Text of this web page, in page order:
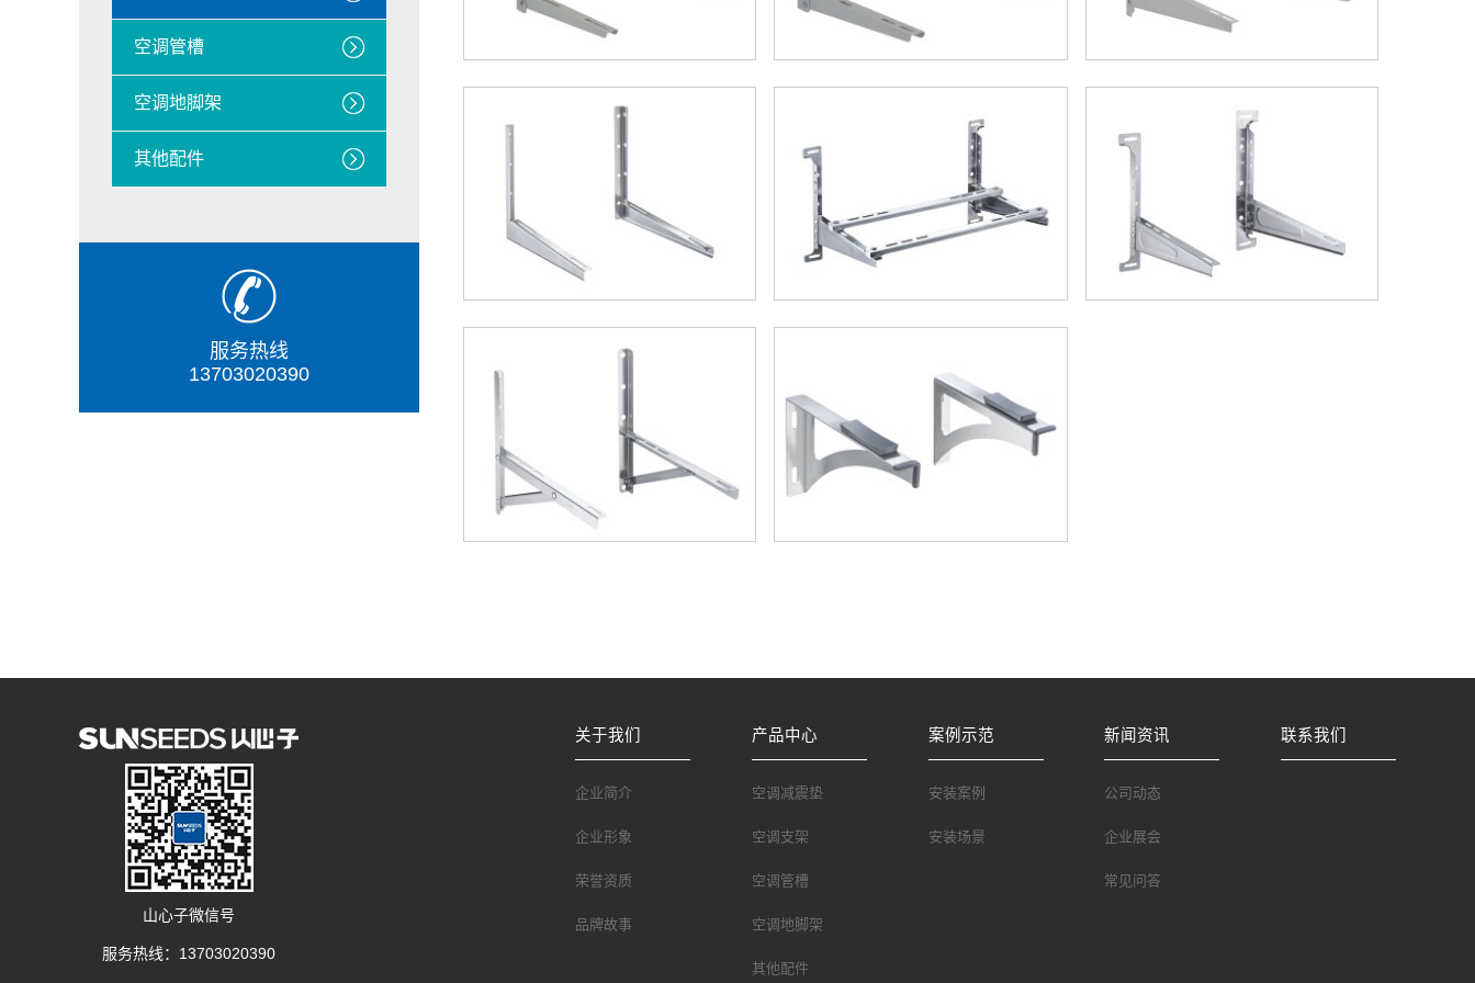
空调管槽
空调地脚架
其他配件
服务热线
13703020390
山心子微信号
服务热线：13703020390
关于我们
企业简介
企业形象
荣誉资质
品牌故事
产品中心
空调减震垫
空调支架
空调管槽
空调地脚架
其他配件
案例示范
安装案例
安装场景
新闻资讯
公司动态
企业展会
常见问答
联系我们